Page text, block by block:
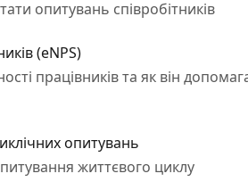
опитувань співробітників
(eNPS)
працівників та як він
опитувань
життєвого циклу